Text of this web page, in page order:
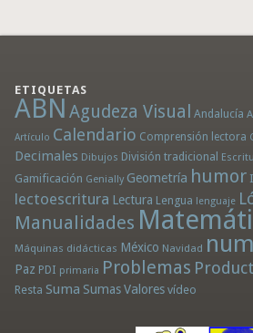
ETIQUETAS
ABN Agudeza Visual Andalucía
Artículo Calendario Comprensión lectora
Decimales Dibujos División tradicional
Gamificación Genially Geometría humor
lectoescritura Lectura Lengua lenguaje
Manualidades
Máquinas didácticas México Navidad
Paz PDI primaria Problemas
Resta Suma Sumas Valores vídeo